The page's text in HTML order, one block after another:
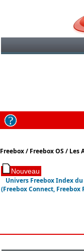
Freebox / Freebox OS / Les
Univers Freebox Index
(Freebox Connect, Freebox